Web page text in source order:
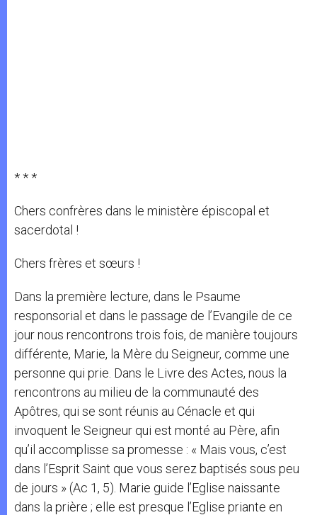
* * *
Chers confrères dans le ministère épiscopal et
sacerdotal !
Chers frères et sœurs !
Dans la première lecture, dans le Psaume
responsorial et dans le passage de l’Evangile de ce
jour nous rencontrons trois fois, de manière toujours
différente, Marie, la Mère du Seigneur, comme une
personne qui prie. Dans le Livre des Actes, nous la
rencontrons au milieu de la communauté des
Apôtres, qui se sont réunis au Cénacle et qui
invoquent le Seigneur qui est monté au Père, afin
qu’il accomplisse sa promesse : « Mais vous, c’est
dans l’Esprit Saint que vous serez baptisés sous peu
de jours » (Ac 1, 5). Marie guide l’Eglise naissante
dans la prière ; elle est presque l’Eglise priante en